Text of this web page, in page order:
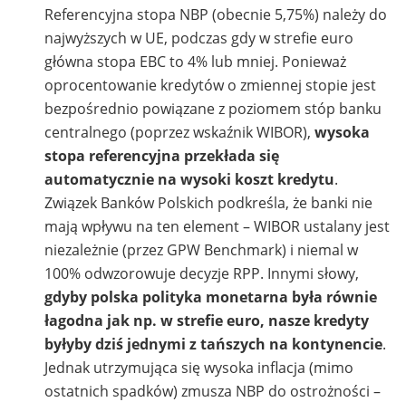
Referencyjna stopa NBP (obecnie 5,75%) należy do
najwyższych w UE, podczas gdy w strefie euro
główna stopa EBC to 4% lub mniej. Ponieważ
oprocentowanie kredytów o zmiennej stopie jest
bezpośrednio powiązane z poziomem stóp banku
centralnego (poprzez wskaźnik WIBOR),wysoka
stopa referencyjna przekłada się
automatycznie na wysoki koszt kredytu.
Związek Banków Polskich podkreśla, że banki nie
mają wpływu na ten element – WIBOR ustalany jest
niezależnie (przez GPW Benchmark) i niemal w
100% odwzorowuje decyzje RPP. Innymi słowy,
gdyby polska polityka monetarna była równie
łagodna jak np. w strefie euro, nasze kredyty
byłyby dziś jednymi z tańszych na kontynencie.
Jednak utrzymująca się wysoka inflacja (mimo
ostatnich spadków) zmusza NBP do ostrożności –